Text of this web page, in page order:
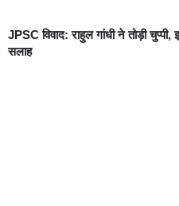
JPSC विवाद: राहुल गांधी ने तोड़ी
सलाह